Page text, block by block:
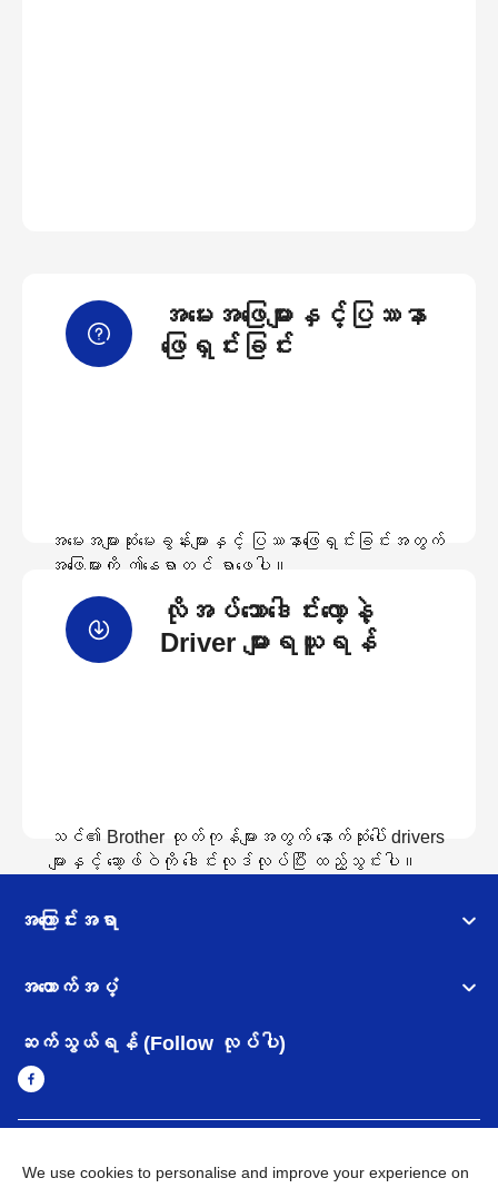
အမေးအဖြေများနှင့်ပြဿနာ
ဖြေရှင်းခြင်း
အမေးအများဆုံးမေးခွန်းများနှင့် ပြဿနာဖြေရှင်းခြင်းအတွက်
အဖြေများကို ဤနေရာတွင် ရှာဖွေပါ။
အမေးအဖြေများကြည့်ရှုရန်
လိုအပ်သောဒေါင်းလော့နဲ့
Driver များရယူရန်
သင်၏ Brother ထုတ်ကုန်များအတွက် နောက်ဆုံးပေါ် drivers
များနှင့် ဆော့ဖ်ဝဲကို ဒေါင်းလုဒ်လုပ်ပြီး ထည့်သွင်းပါ။
အကြောင်းအရာ
အထောက်အပံ့
ဆက်သွယ်ရန် (Follow လုပ်ပါ)
We use cookies to personalise and improve your experience on